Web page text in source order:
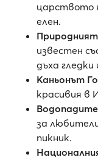
царството
елен.
известен
дъха
Каньонът
красивия в
за
пикник.